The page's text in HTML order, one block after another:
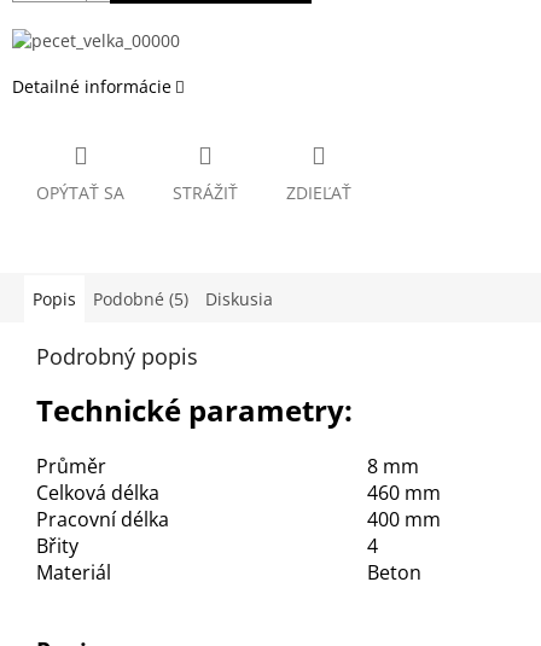
Detailné informácie
OPÝTAŤ SA STRÁŽIŤ ZDIEĽAŤ
Popis Podobné (5) Diskusia
Podrobný popis
Technické parametry:
Průměr
8 mm
Celková délka
460 mm
Pracovní délka
400 mm
Břity
4
Materiál
Beton